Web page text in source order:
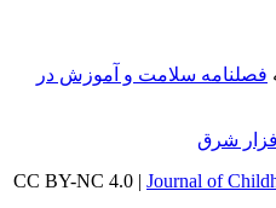
سلامت و آموزش در
شرق
Journal of